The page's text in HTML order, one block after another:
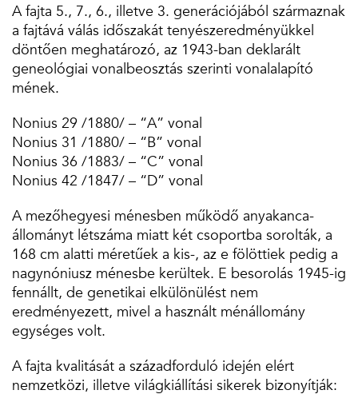
A fajta 5., 7., 6., illetve 3. generációjából származnak
a fajtává válás időszakát tenyészeredményükkel
döntően meghatározó, az 1943-ban deklarált
geneológiai vonalbeosztás szerinti vonalalapító
mének.
Nonius 29 /1880/ – “A” vonal
Nonius 31 /1880/ – “B” vonal
Nonius 36 /1883/ – “C” vonal
Nonius 42 /1847/ – “D” vonal
A mezőhegyesi ménesben működő anyakanca-
állományt létszáma miatt két csoportba sorolták, a
168 cm alatti méretűek a kis-, az e fölöttiek pedig a
nagynóniusz ménesbe kerültek. E besorolás 1945-ig
fennállt, de genetikai elkülönülést nem
eredményezett, mivel a használt ménállomány
egységes volt.
A fajta kvalitását a századforduló idején elért
nemzetközi, illetve világkiállítási sikerek bizonyítják: